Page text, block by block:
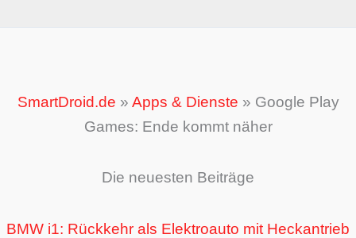
SmartDroid.de » Apps & Dienste » Google Play
Games: Ende kommt näher
Die neuesten Beiträge
BMW i1: Rückkehr als Elektroauto mit Heckantrieb